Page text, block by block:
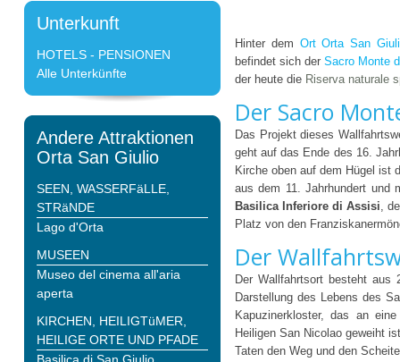
Unterkunft
HOTELS - PENSIONEN
Alle Unterkünfte
Andere Attraktionen
Orta San Giulio
SEEN, WASSERFäLLE,
STRäNDE
Lago d'Orta
MUSEEN
Museo del cinema all'aria
aperta
KIRCHEN, HEILIGTüMER,
HEILIGE ORTE UND PFADE
Hinter dem Ort Orta San
befindet sich der Sacro Monte
der heute die Riserva naturale
Der Sacro
Das Projekt dieses
geht auf das Ende des 16.
Kirche oben auf dem Hügel ist
aus dem 11. Jahrhundert und
Basilica Inferiore di Assisi,
Platz von den
Der
Der Wallfahrtsort besteht aus
Darstellung des Lebens des
Kapuzinerkloster, das an
Heiligen San Nicolao geweiht
Taten den Weg und den